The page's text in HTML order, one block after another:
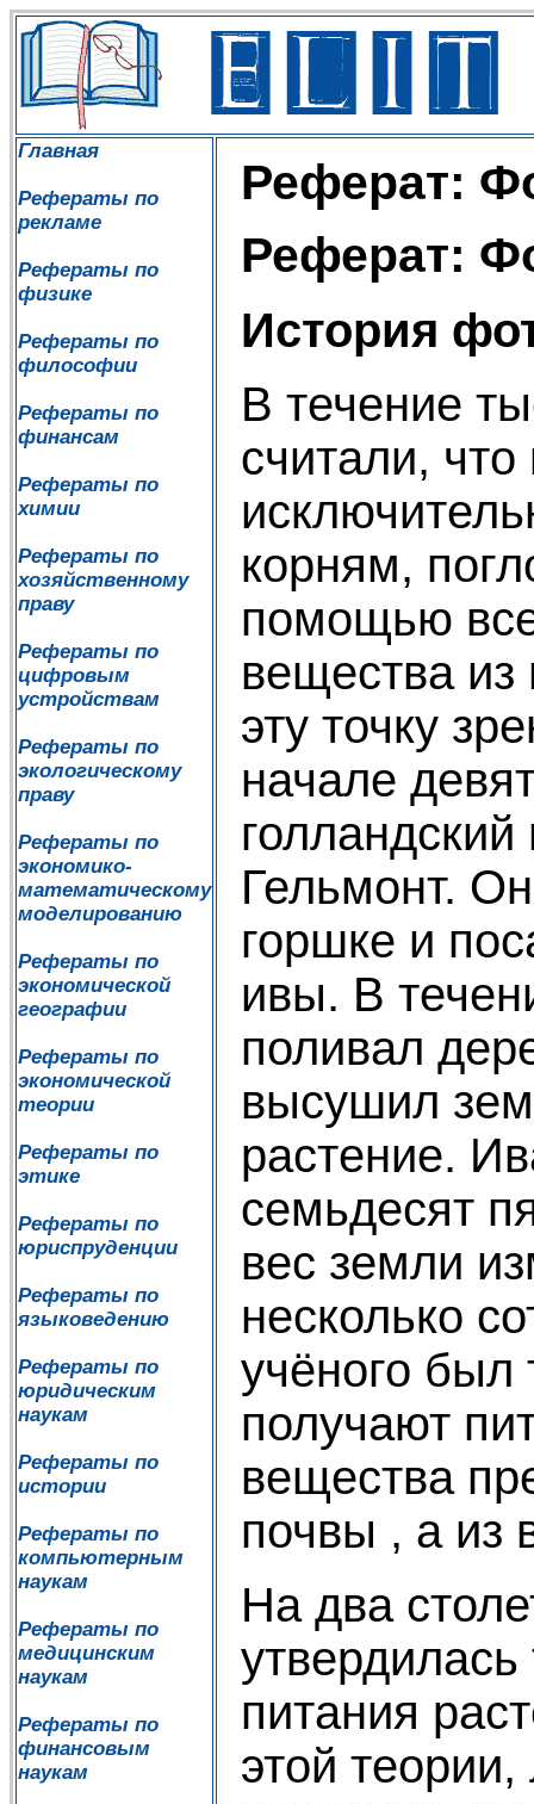
Главная
Рефераты по
рекламе
Рефераты по
физике
Рефераты по
философии
Рефераты по
финансам
Рефераты по
химии
Рефераты по
хозяйственному
праву
Рефераты по
цифровым
устройствам
Рефераты по
экологическому
праву
Рефераты по
экономико-
математическому
моделированию
Рефераты по
экономической
географии
Рефераты по
экономической
теории
Рефераты по
этике
Рефераты по
юриспруденции
Рефераты по
языковедению
Рефераты по
юридическим
наукам
Рефераты по
истории
Рефераты по
компьютерным
наукам
Рефераты по
медицинским
наукам
Рефераты по
финансовым
наукам
Реферат:
Реферат:
История
В течение
считали, что
корням,
помощью
вещества
эту точку
начале
Гельмонт.
горшке и
ивы. В
поливал
высушил
растение.
семьдесят
вес земли
несколько
учёного был
получают
вещества
почвы , а из
На два
утвердилась
питания
этой